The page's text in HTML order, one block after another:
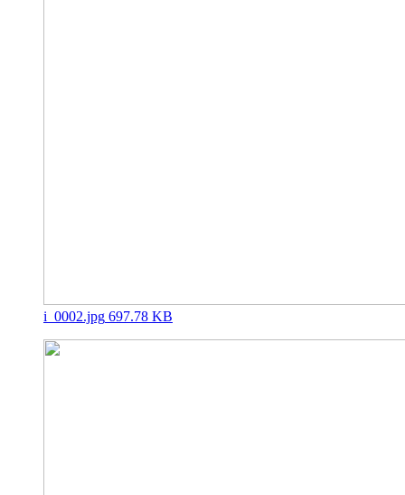
i_0002.jpg 697.78 KB